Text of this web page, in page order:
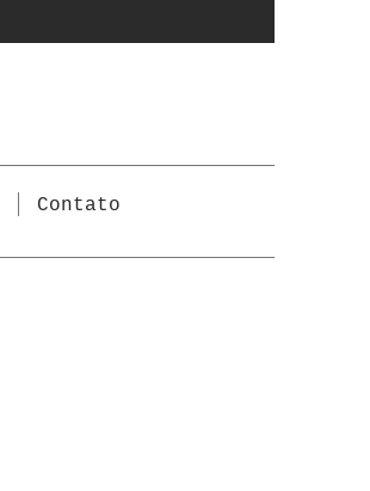
Contato